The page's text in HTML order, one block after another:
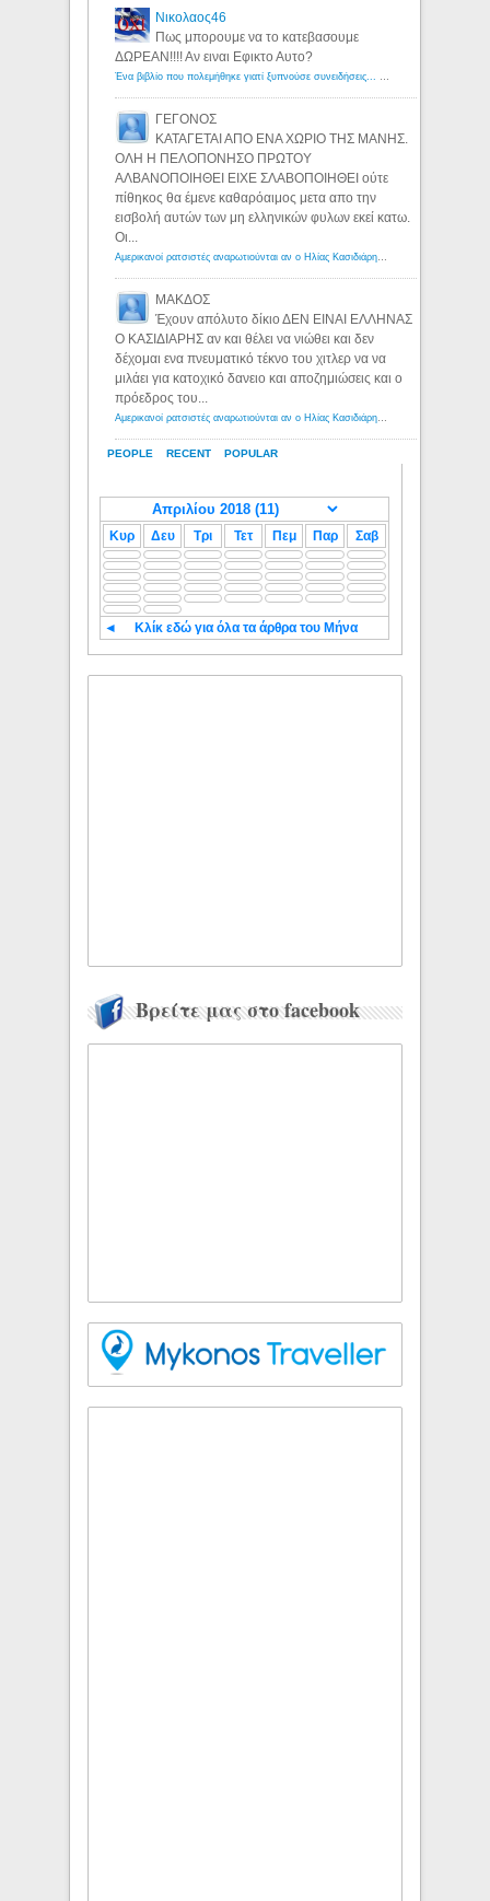
PEOPLE RECENT POPULAR
Νικολαος46
Πως μπορουμε να το κατεβασουμε
ΔΩΡΕΑΝ!!!! Αν ειναι Εφικτο Αυτο?
ΓΕΓΟΝΟΣ
ΚΑΤΑΓΕΤΑΙ ΑΠΟ ΕΝΑ ΧΩΡΙΟ ΤΗΣ ΜΑΝΗΣ.
ΟΛΗ Η ΠΕΛΟΠΟΝΗΣΟ ΠΡΩΤΟΥ
ΑΛΒΑΝΟΠΟΙΗΘΕΙ ΕΙΧΕ ΣΛΑΒΟΠΟΙΗΘΕΙ ούτε
πίθηκος θα έμενε καθαρόαιμος μετα απο την
εισβολή αυτών των μη ελληνικών φυλων εκεί κατω.
Οι...
ΜΑΚΔΟΣ
Έχουν απόλυτο δίκιο ΔΕΝ ΕΙΝΑΙ ΕΛΛΗΝΑΣ
Ο ΚΑΣΙΔΙΑΡΗΣ αν και θέλει να νιώθει και δεν
δέχομαι ενα πνευματικό τέκνο του χιτλερ να να
μιλάει για κατοχικό δανειο και αποζημιώσεις και ο
πρόεδρος του...
Κυρ Δευ Τρι Τετ Πεμ Παρ Σαβ
◄ Κλίκ εδώ για όλα τα άρθρα του Μήνα
Βρείτε μας στο facebook